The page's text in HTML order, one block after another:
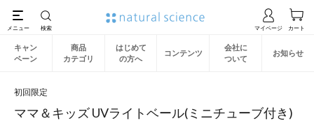
キャン
ペーン
商品
カテゴリ
はじめて
の方へ
コンテンツ
会社に
ついて
お知らせ
初回限定
ママ＆キッズ UVライトベール(ミニチューブ付き)